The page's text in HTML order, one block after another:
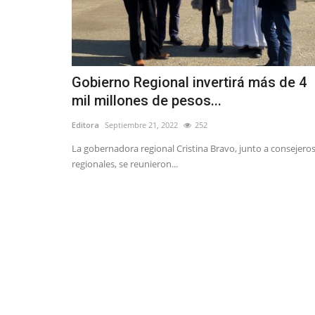
Gobierno Regional invertirá más de 4
mil millones de pesos...
Editora Septiembre 21, 2022 252
La gobernadora regional Cristina Bravo, junto a consejeros
regionales, se reunieron...